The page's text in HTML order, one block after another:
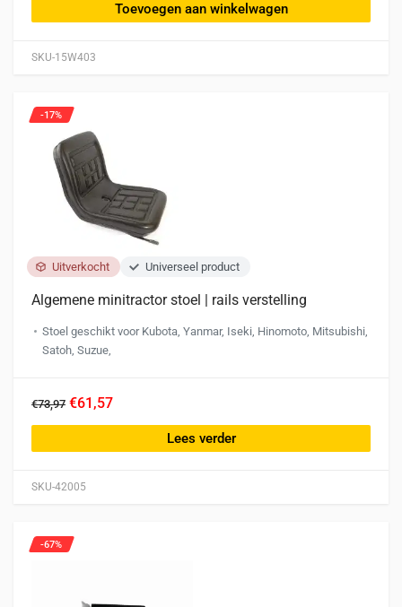
SKU-15W403
Toevoegen aan winkelwagen
Uitverkocht Universeel product
SKU-42005
-17%
Algemene minitractor stoel | rails verstelling
Stoel geschikt voor Kubota, Yanmar, Iseki, Hinomoto, Mitsubishi,
Satoh, Suzue,
€73,97 €61,57
Lees verder
-67%